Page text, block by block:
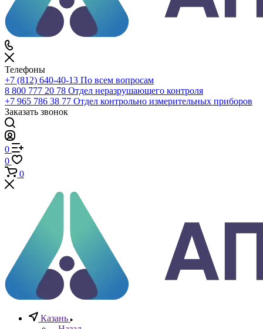
0
Сравнение
0
Избранное
+7 (812) 640-40-13
По всем вопросам
8 800 777 20 78
Отдел неразрушающего контроля
+7 965 786 38 77
Отдел контрольно измерительных приборов
Заказать звонок
0
0